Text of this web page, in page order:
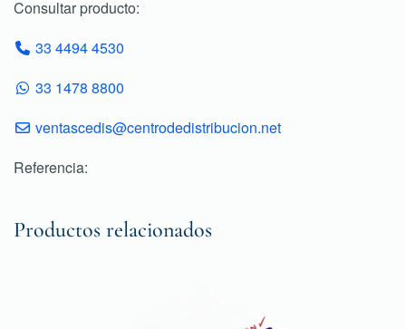
Consultar producto:
33 4494 4530
33 1478 8800
ventascedis@centrodedistribucion.net
Referencia:
Productos relacionados